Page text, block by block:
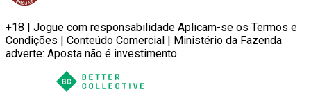
+18 | Jogue com responsabilidade Aplicam-se os Termos e
Condições | Conteúdo Comercial | Ministério da Fazenda
adverte: Aposta não é investimento.